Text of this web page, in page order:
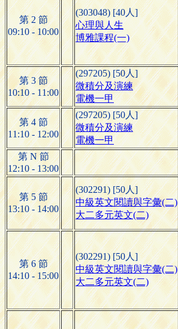
第 2 節
09:10 - 10:00
(303048) [40人]
心理與人生
博雅課程(一)
第 3 節
10:10 - 11:00
(297205) [50人]
微積分及演練
電機一甲
第 4 節
11:10 - 12:00
(297205) [50人]
微積分及演練
電機一甲
第 N 節
12:10 - 13:00
第 5 節
13:10 - 14:00
(302291) [50人]
中級英文閱讀與字彙(二)
大二多元英文(二)
第 6 節
14:10 - 15:00
(302291) [50人]
中級英文閱讀與字彙(二)
大二多元英文(二)